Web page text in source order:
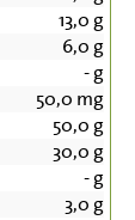
13,0 g
6,0 g
-g
50,0 mg
50,0 g
30,0 g
-g
3,0 g